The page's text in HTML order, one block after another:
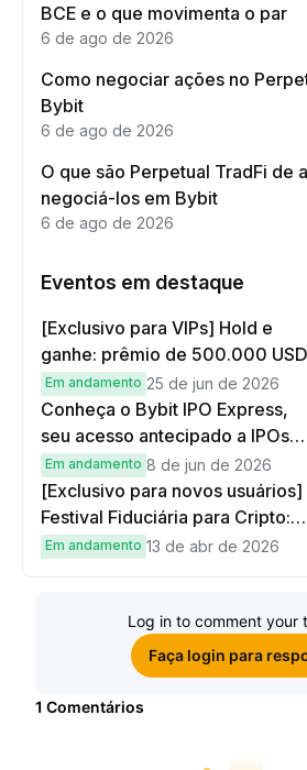
BCE e o que movimenta o par
6 de ago de 2026
Como negociar ações no
Bybit
6 de ago de 2026
O que são Perpetual TradFi de
negociá-los em Bybit
6 de ago de 2026
Eventos em destaque
[Exclusivo para VIPs] Hold e
ganhe: prêmio de 500.000
Em andamento 25 de jun de 2026
Conheça o Bybit IPO Express,
seu acesso antecipado a IPOs
globais
Em andamento 8 de jun de 2026
[Exclusivo para novos usuários]
Festival Fiduciária para Cripto:
complete tarefas simples e
Em andamento 13 de abr de 2026
Log in to comment your
Faça login para
1 Comentários